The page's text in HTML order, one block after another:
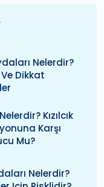
Nelerdir?
Dikkat
Kızılcık
Karşı
Mu?
Nelerdir?